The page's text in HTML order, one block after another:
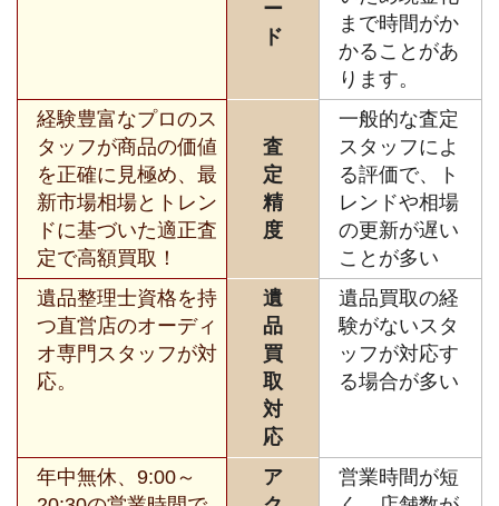
ー
ド
まで時間がか
かることがあ
ります。
経験豊富なプロのス
タッフが商品の価値
を正確に見極め、最
新市場相場とトレン
ドに基づいた適正査
定で高額買取！
査
定
精
度
一般的な査定
スタッフによ
る評価で、ト
レンドや相場
の更新が遅い
ことが多い
遺品整理士資格を持
つ直営店のオーディ
オ専門スタッフが対
応。
遺
品
買
取
対
応
遺品買取の経
験がないスタ
ッフが対応す
る場合が多い
年中無休、9:00～
ア
営業時間が短